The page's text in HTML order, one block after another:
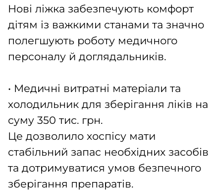
Нові ліжка забезпечують комфорт
дітям із важкими станами та значно
полегшують роботу медичного
персоналу й доглядальників.
• Медичні витратні матеріали та
холодильник для зберігання ліків на
суму 350 тис. грн.
Це дозволило хоспісу мати
стабільний запас необхідних засобів
та дотримуватися умов безпечного
зберігання препаратів.